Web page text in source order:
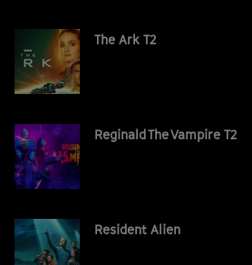
The Ark T2
Reginald The Vampire T2
Resident Alien